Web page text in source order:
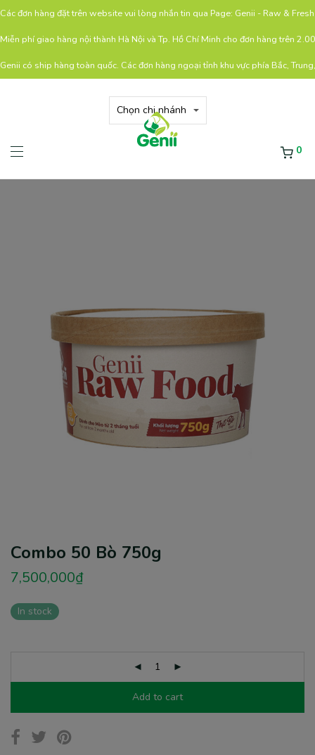
Các đơn hàng đặt trên website vui lòng nhắn tin qua Page: Genii - Raw &
Miễn phí giao hàng nội thành Hà Nội và Tp. Hồ Chí Minh cho đơn hàng trên
Genii có ship hàng toàn quốc. Các đơn hàng ngoại tỉnh khu vực phía Bắc,
0
Combo 50 Bò 750g
7,500,000₫
In stock
Add to cart